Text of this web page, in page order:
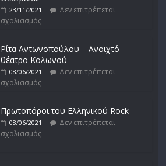
23/11/2021
Δεν επιτρέπεται
σχολιασμός
Ρίτα Αντωνοπούλου – Ανοιχτό
θέατρο Κολωνού
08/06/2021
Δεν επιτρέπεται
σχολιασμός
Πρωτοπόροι του Ελληνικού Rock
08/06/2021
Δεν επιτρέπεται
σχολιασμός